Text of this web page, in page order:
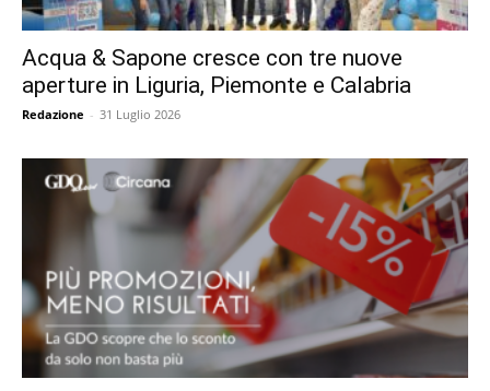
Acqua & Sapone cresce con tre nuove
aperture in Liguria, Piemonte e Calabria
Redazione - 31 Luglio 2026